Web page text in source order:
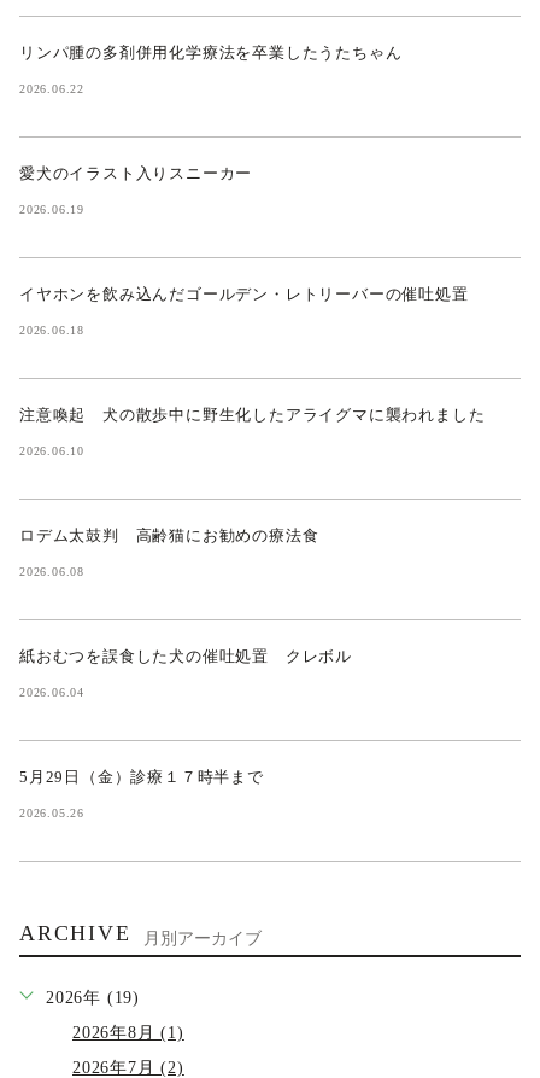
リンパ腫の多剤併用化学療法を卒業したうたちゃん
2026.06.22
愛犬のイラスト入りスニーカー
2026.06.19
イヤホンを飲み込んだゴールデン・レトリーバーの催吐処置
2026.06.18
注意喚起 犬の散歩中に野生化したアライグマに襲われました
2026.06.10
ロデム太鼓判 高齢猫にお勧めの療法食
2026.06.08
紙おむつを誤食した犬の催吐処置 クレボル
2026.06.04
5月29日（金）診療１７時半まで
2026.05.26
ARCHIVE 月別アーカイブ
2026年 (19)
2026年8月 (1)
2026年7月 (2)